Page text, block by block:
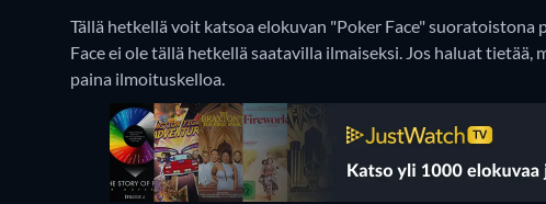
Tällä hetkellä voit katsoa elokuvan "Poker Face" suoratoistona
Face ei ole tällä hetkellä saatavilla ilmaiseksi. Jos haluat
paina ilmoituskelloa.